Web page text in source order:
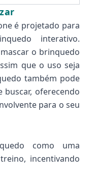
é projetado para
interativo.
o brinquedo
que o uso seja
também pode
oferecendo
para o seu
como uma
incentivando